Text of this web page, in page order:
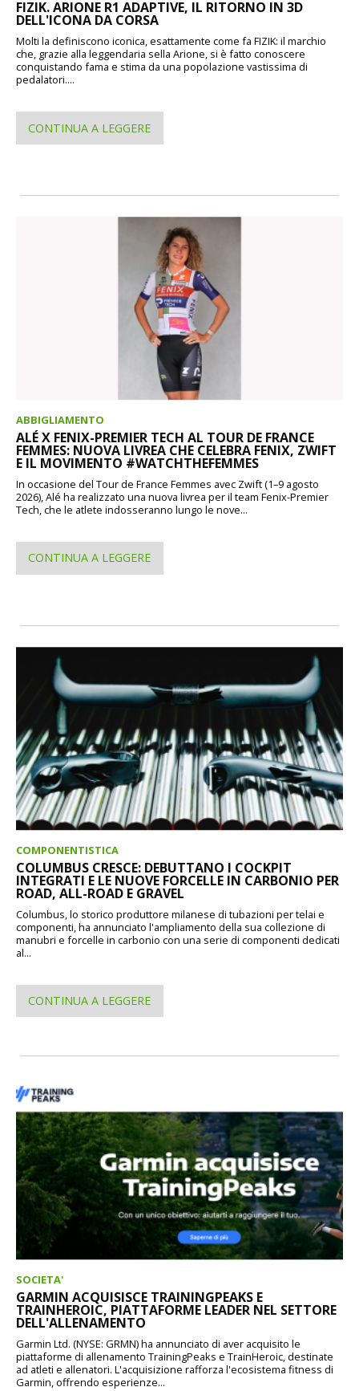
FIZIK. ARIONE R1 ADAPTIVE, IL RITORNO IN 3D
DELL'ICONA DA CORSA
Molti la definiscono iconica, esattamente come fa FIZIK: il marchio
che, grazie alla leggendaria sella Arione, si è fatto conoscere
conquistando fama e stima da una popolazione vastissima di
pedalatori....
CONTINUA A LEGGERE
ABBIGLIAMENTO
ALÉ X FENIX-PREMIER TECH AL TOUR DE FRANCE
FEMMES: NUOVA LIVREA CHE CELEBRA FENIX, ZWIFT
E IL MOVIMENTO #WATCHTHEFEMMES
In occasione del Tour de France Femmes avec Zwift (1–9 agosto
2026), Alé ha realizzato una nuova livrea per il team Fenix-Premier
Tech, che le atlete indosseranno lungo le nove...
CONTINUA A LEGGERE
COMPONENTISTICA
COLUMBUS CRESCE: DEBUTTANO I COCKPIT
INTEGRATI E LE NUOVE FORCELLE IN CARBONIO PER
ROAD, ALL-ROAD E GRAVEL
Columbus, lo storico produttore milanese di tubazioni per telai e
componenti, ha annunciato l'ampliamento della sua collezione di
manubri e forcelle in carbonio con una serie di componenti dedicati
al...
CONTINUA A LEGGERE
SOCIETA'
GARMIN ACQUISISCE TRAININGPEAKS E
TRAINHEROIC, PIATTAFORME LEADER NEL SETTORE
DELL'ALLENAMENTO
Garmin Ltd. (NYSE: GRMN) ha annunciato di aver acquisito le
piattaforme di allenamento TrainingPeaks e TrainHeroic, destinate
ad atleti e allenatori. L'acquisizione rafforza l'ecosistema fitness di
Garmin, offrendo esperienze...